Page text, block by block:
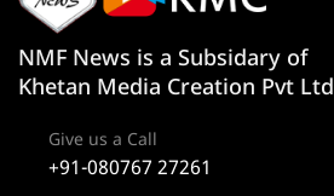
NMF News is a Subsidary of
Khetan Media Creation Pvt Ltd
Give us a Call
+91-080767 27261